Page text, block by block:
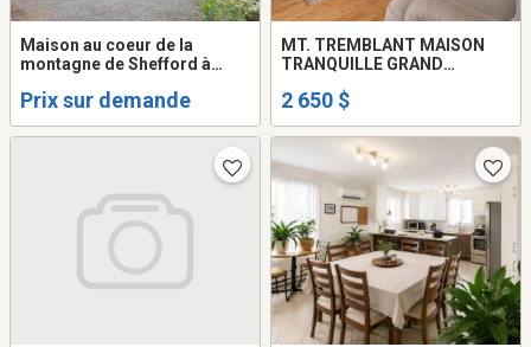
Maison au coeur de la
montagne de Shefford à
Prix sur demande
MT. TREMBLANT MAISON
TRANQUILLE GRAND
TREMBLANT
2 650 $